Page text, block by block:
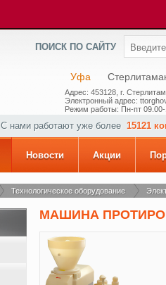
ПОИСК ПО САЙТУ
Уфа
Адрес: 453128, г.
Электронный адрес:
Режим работы: Пн-пт
С нами работают уже более 15121
Новости Акции
Технологическое оборудование
МАШИНА